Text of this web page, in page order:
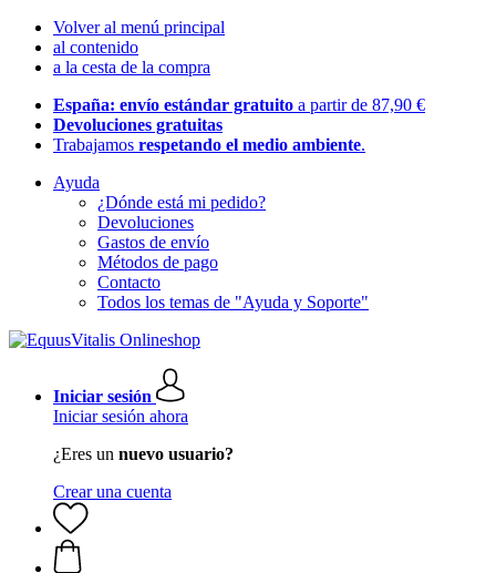
Volver al menú principal
al contenido
a la cesta de la compra
España: envío estándar gratuito a partir de 87,90 €
Devoluciones gratuitas
Trabajamos respetando el medio ambiente.
Ayuda
¿Dónde está mi pedido?
Devoluciones
Gastos de envío
Métodos de pago
Contacto
Todos los temas de "Ayuda y Soporte"
Iniciar sesión
Iniciar sesión ahora
¿Eres un nuevo usuario?
Crear una cuenta